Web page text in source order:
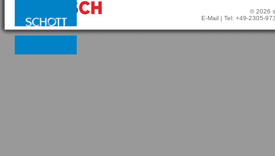
© 2026
E-Mail | Tel: +49-2305-